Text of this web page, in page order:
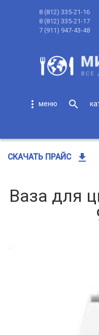
8 (812) 335-21-16
8 (812) 335-21-17
7 (911) 947-43-48
more_vert search
СКАЧАТЬ ПРАЙС get_app
Ваза для